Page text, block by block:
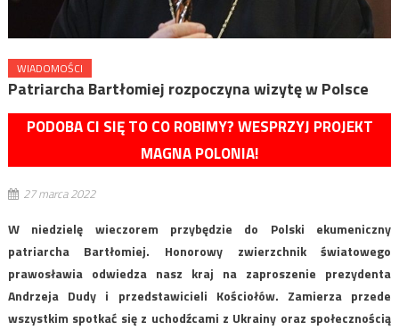
WIADOMOŚCI
Patriarcha Bartłomiej rozpoczyna wizytę w Polsce
PODOBA CI SIĘ TO CO ROBIMY? WESPRZYJ PROJEKT
MAGNA POLONIA!
27 marca 2022
W niedzielę wieczorem przybędzie do Polski ekumeniczny
patriarcha Bartłomiej. Honorowy zwierzchnik światowego
prawosławia odwiedza nasz kraj na zaproszenie prezydenta
Andrzeja Dudy i przedstawicieli Kościołów. Zamierza przede
wszystkim spotkać się z uchodźcami z Ukrainy oraz społecznością